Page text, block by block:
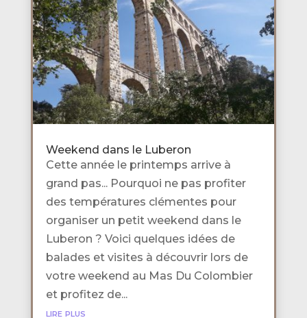
Weekend dans le Luberon
Cette année le printemps arrive à
grand pas... Pourquoi ne pas profiter
des températures clémentes pour
organiser un petit weekend dans le
Luberon ? Voici quelques idées de
balades et visites à découvrir lors de
votre weekend au Mas Du Colombier
et profitez de...
lire plus